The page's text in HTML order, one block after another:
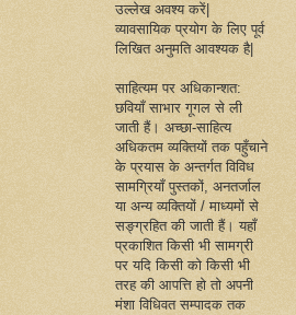
उल्लेख अवश्य करें|
व्यावसायिक प्रयोग के लिए पूर्व
लिखित अनुमति आवश्यक है|
साहित्यम पर अधिकान्शत:
छवियाँ साभार गूगल से ली
जाती हैं। अच्छा-साहित्य
अधिकतम व्यक्तियों तक पहुँचाने
के प्रयास के अन्तर्गत विविध
सामग्रियाँ पुस्तकों, अनतर्जाल
या अन्य व्यक्तियों / माध्यमों से
सङ्ग्रहित की जाती हैं। यहाँ
प्रकाशित किसी भी सामग्री
पर यदि किसी को किसी भी
तरह की आपत्ति हो तो अपनी
मंशा विधिवत सम्पादक तक